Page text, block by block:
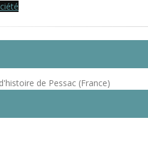
de Pessac (France)